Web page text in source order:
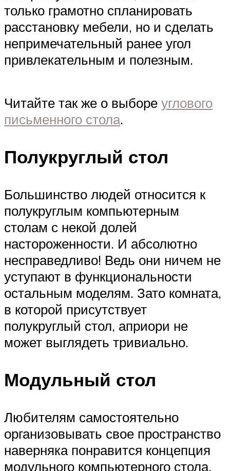
только грамотно спланировать
расстановку мебели, но и сделать
непримечательный ранее угол
привлекательным и полезным.
Читайте так же о выборе углового
письменного стола.
Полукруглый стол
Большинство людей относится к
полукруглым компьютерным
столам с некой долей
настороженности. И абсолютно
несправедливо! Ведь они ничем не
уступают в функциональности
остальным моделям. Зато комната,
в которой присутствует
полукруглый стол, априори не
может выглядеть тривиально.
Модульный стол
Любителям самостоятельно
организовывать свое пространство
наверняка понравится концепция
модульного компьютерного стола.